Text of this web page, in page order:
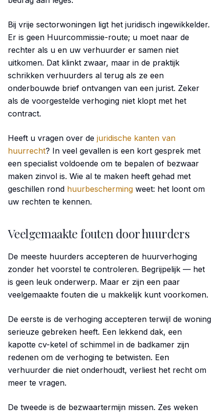
Bij vrije sectorwoningen ligt het juridisch ingewikkelder.
Er is geen Huurcommissie-route; u moet naar de
rechter als u en uw verhuurder er samen niet
uitkomen. Dat klinkt zwaar, maar in de praktijk
schrikken verhuurders al terug als ze een
onderbouwde brief ontvangen van een jurist. Zeker
als de voorgestelde verhoging niet klopt met het
contract.
Heeft u vragen over de juridische kanten van
huurrecht? In veel gevallen is een kort gesprek met
een specialist voldoende om te bepalen of bezwaar
maken zinvol is. Wie al te maken heeft gehad met
geschillen rond huurbescherming weet: het loont om
uw rechten te kennen.
Veelgemaakte fouten door huurders
De meeste huurders accepteren de huurverhoging
zonder het voorstel te controleren. Begrijpelijk — het
is geen leuk onderwerp. Maar er zijn een paar
veelgemaakte fouten die u makkelijk kunt voorkomen.
De eerste is de verhoging accepteren terwijl de woning
serieuze gebreken heeft. Een lekkend dak, een
kapotte cv-ketel of schimmel in de badkamer zijn
redenen om de verhoging te betwisten. Een
verhuurder die niet onderhoudt, verliest het recht om
meer te vragen.
De tweede is de bezwaartermijn missen. Zes weken